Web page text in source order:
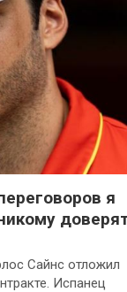
я
Сайнс отложил
Испанец